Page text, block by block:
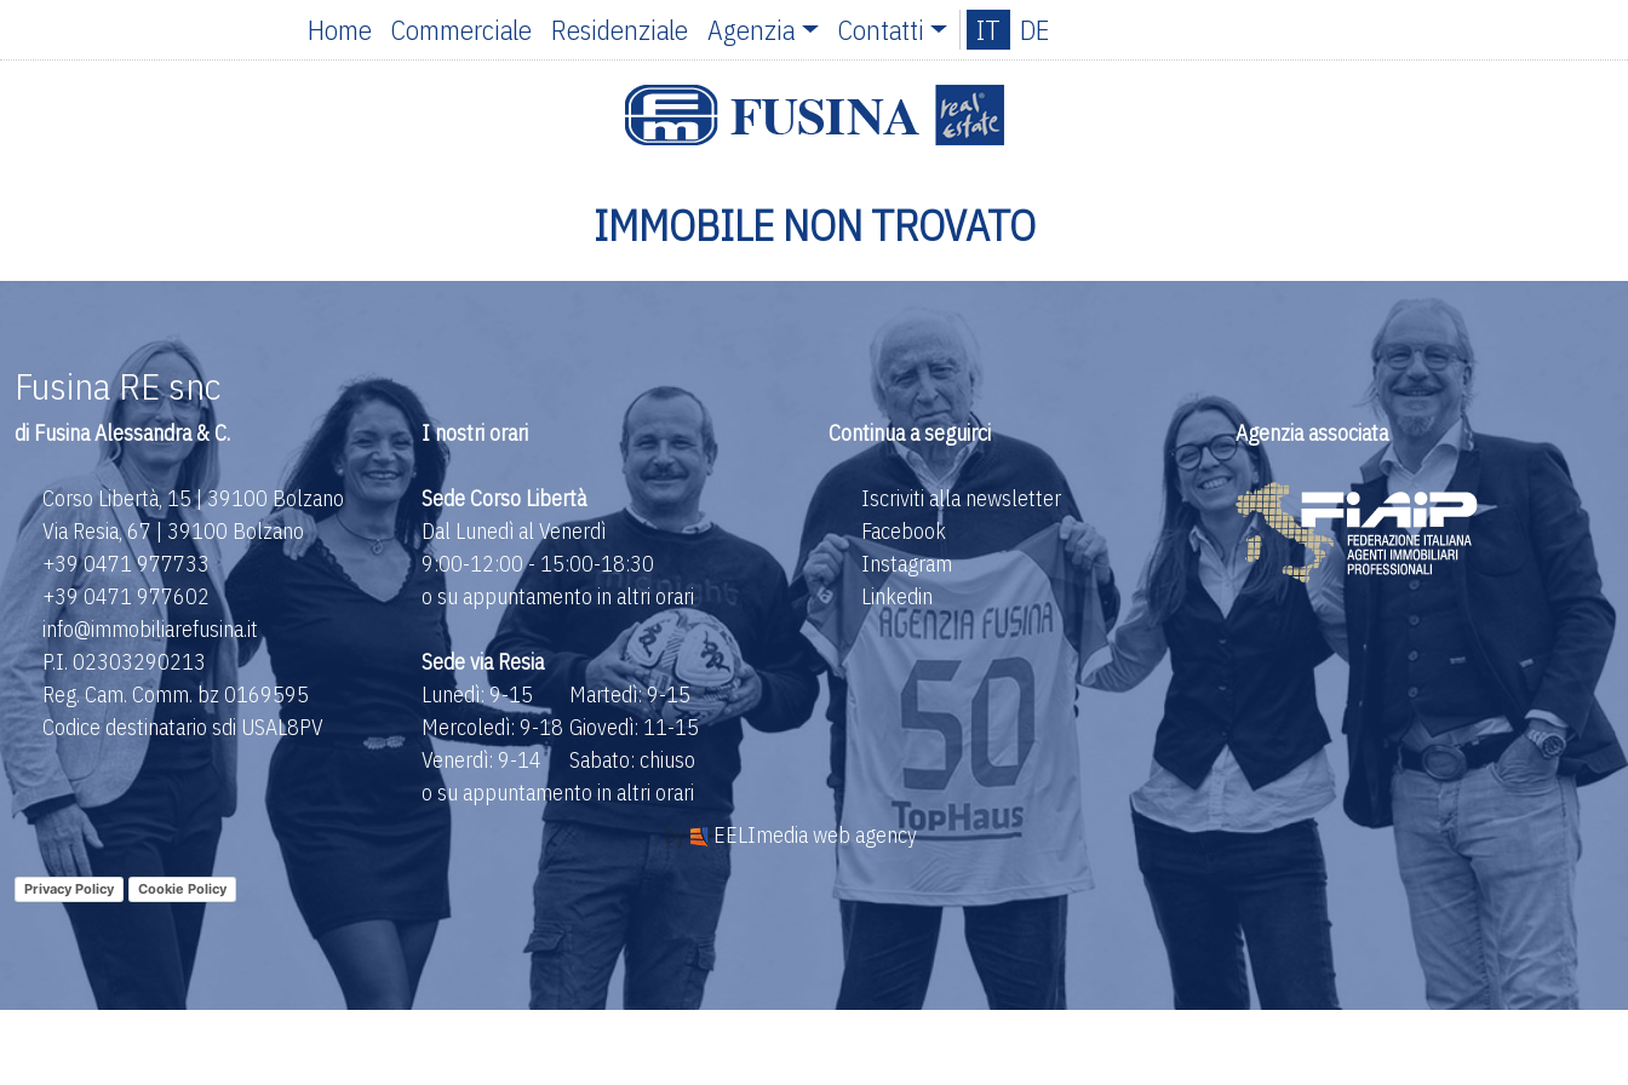
Home Commerciale Residenziale Agenzia Contatti IT DE
IMMOBILE NON TROVATO
Fusina RE snc
di Fusina Alessandra & C.
Corso Libertà, 15 | 39100 Bolzano
Via Resia, 67 | 39100 Bolzano
+39 0471 977733
+39 0471 977602
info@immobiliarefusina.it
P.I. 02303290213
Reg. Cam. Comm. bz 0169595
Codice destinatario sdi USAL8PV
I nostri orari
Sede Corso Libertà
Dal Lunedì al Venerdì
9:00-12:00 - 15:00-18:30
o su appuntamento in altri orari
Sede via Resia
Lunedì: 9-15
Martedì: 9-15
Mercoledì: 9-18 Giovedì: 11-15
Venerdì: 9-14
Sabato: chiuso
o su appuntamento in altri orari
Continua a seguirci
Iscriviti alla newsletter
Facebook
Instagram
Linkedin
Agenzia associata
by EELImedia web agency
Privacy Policy Cookie Policy